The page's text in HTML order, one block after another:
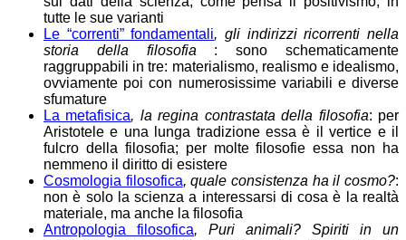
tutte le sue varianti
Le “correnti” fondamentali, gli indirizzi ricorrenti nella
storia della filosofia : sono schematicamente
raggruppabili in tre: materialismo, realismo e idealismo,
ovviamente poi con numerosissime variabili e diverse
sfumature
La metafisica, la regina contrastata della filosofia: per
Aristotele e una lunga tradizione essa è il vertice e il
fulcro della filosofia; per molte filosofie essa non ha
nemmeno il diritto di esistere
Cosmologia filosofica, quale consistenza ha il cosmo?:
non è solo la scienza a interessarsi di cosa è la realtà
materiale, ma anche la filosofia
Antropologia filosofica, Puri animali? Spiriti in un